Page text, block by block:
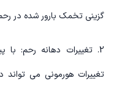
گزینی تخمک بارور شده در
2. تغییرات دهانه رحم:
تغییرات هورمونی می